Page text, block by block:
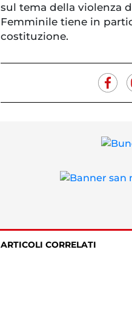
sul tema della violenza
Femminile tiene in
costituzione.
ARTICOLI CORRELATI